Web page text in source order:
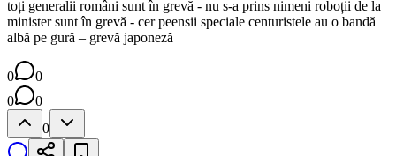
toți generalii români sunt în grevă - nu s-a prins nimeni roboții de la
minister sunt în grevă - cer peensii speciale centuristele au o bandă
albă pe gură – grevă japoneză
0
0
0
0
0